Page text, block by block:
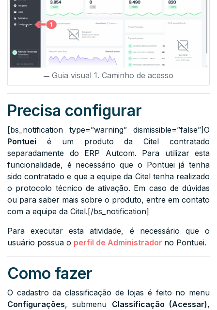
Guia visual 1. Caminho de acesso
Precisa configurar
[bs_notification type=”warning” dismissible=”false”]O
Pontuei é um produto da Citel contratado
separadamente do ERP Autcom. Para utilizar esta
funcionalidade, é necessário que o Pontuei já tenha
sido contratado e que a equipe da Citel tenha realizado
o protocolo técnico de ativação. Em caso de dúvidas
ou para saber mais sobre o produto, entre em contato
com a equipe da Citel.[/bs_notification]
Para executar esta atividade, é necessário que o
usuário possua o perfil de Administrador no Pontuei.
Como fazer
O cadastro da classificação de lojas é feito no menu
Configurações, submenu Classificação (Acessar),